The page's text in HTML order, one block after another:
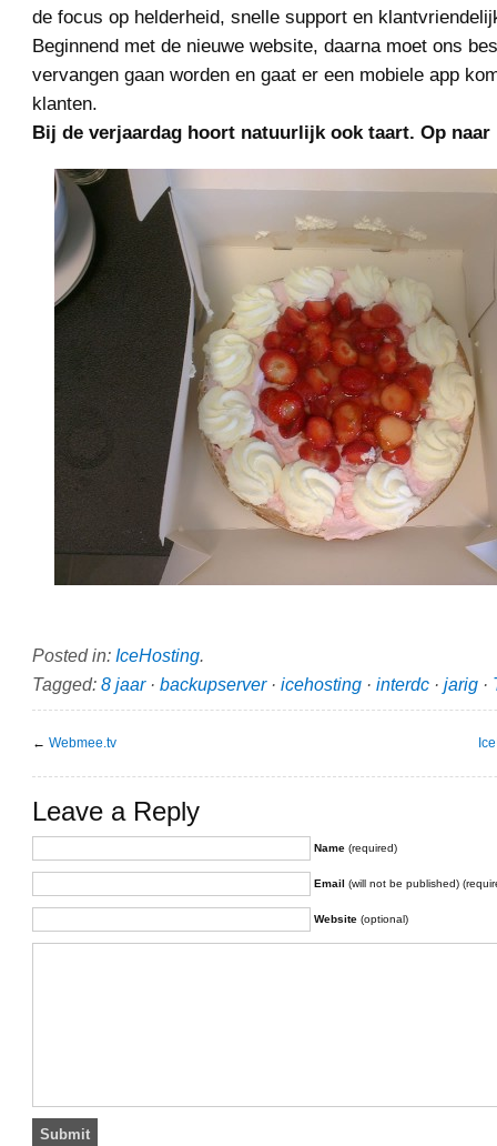
de focus op helderheid, snelle support en
Beginnend met de nieuwe website, daarna moet ons
vervangen gaan worden en gaat er een mobiele app
klanten.
Bij de verjaardag hoort natuurlijk ook taart. Op naar
Posted in: IceHosting.
Tagged: 8 jaar· backupserver· icehosting · interdc · jarig ·
← Webmee.tv
Leave a Reply
Name (required)
Email (will not be published)
Website (optional)